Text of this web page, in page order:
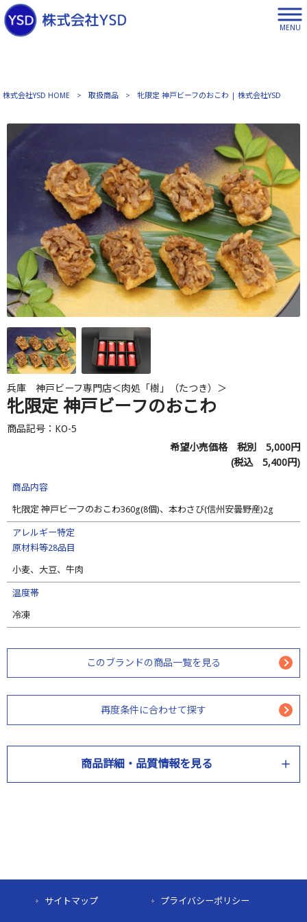
MENU
株式会社YSD HOME > 取扱商品 > 牝限定 神戸ビーフのおこわ | 株式会社YSD
兵庫 神戸ビーフ専門店＜肉処「樹」（たつき）＞
牝限定 神戸ビーフのおこわ
商品記号：KO-5
希望小売価格 税別 5,000円
(税込 5,400円)
商品内容
牝限定 神戸ビーフのおこわ360g(8個)、本わさび(信州安曇野産)2g
アレルギー特定
原材料等28品目
小麦、大豆、牛肉
温度帯
冷凍
このブランドの商品一覧を見る
再度条件に合わせて探す
商品詳細・品質情報を見る
＜牛肉＞兵庫県
サイトマップ プライバシーポリシー